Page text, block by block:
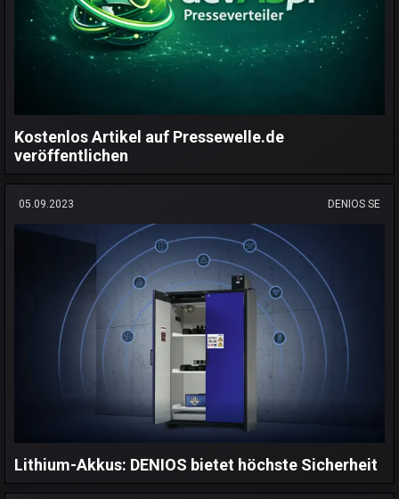
Kostenlos Artikel auf Pressewelle.de
veröffentlichen
05.09.2023 DENIOS SE
Lithium-Akkus: DENIOS bietet höchste Sicherheit